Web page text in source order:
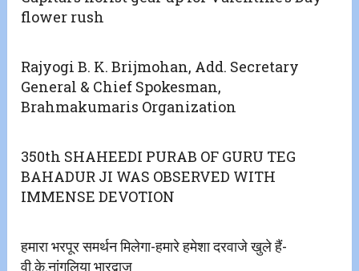
flower rush
Rajyogi B. K. Brijmohan, Add. Secretary
General & Chief Spokesman,
Brahmakumaris Organization
350th SHAHEEDI PURAB OF GURU TEG
BAHADUR JI WAS OBSERVED WITH
IMMENSE DEVOTION
हमारा भरपूर समर्थन मिलेगा-हमारे हमेशा दरवाजे खुले हैं-
वी.के.नांगलिया भारद्वाज